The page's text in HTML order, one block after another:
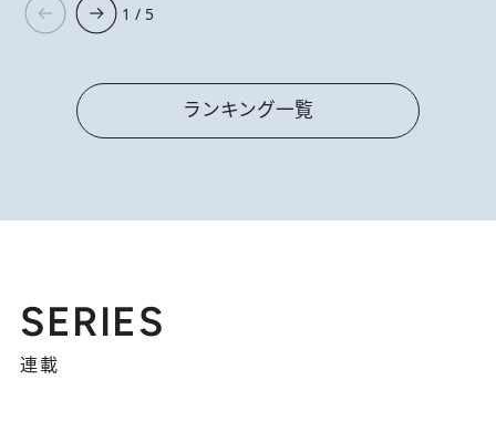
1 / 5
ランキング一覧
SERIES
連載